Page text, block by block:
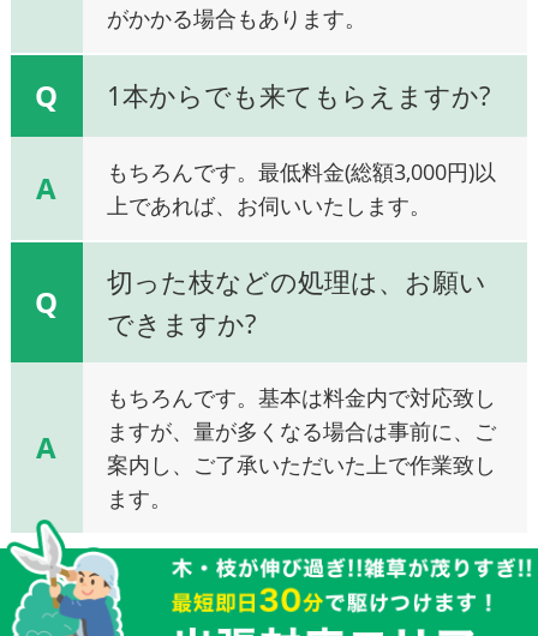
がかかる場合もあります。
Q 1本からでも来てもらえますか?
A
もちろんです。最低料金(総額3,000円)以
上であれば、お伺いいたします。
Q
切った枝などの処理は、お願い
できますか?
A
もちろんです。基本は料金内で対応致し
ますが、量が多くなる場合は事前に、ご
案内し、ご了承いただいた上で作業致し
ます。